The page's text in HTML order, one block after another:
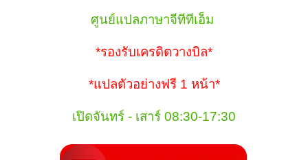
ศูนย์แปลภาษาจีทีทีเอ็ม
*รองรับเครดิตวางบิล*
*แปลตัวอย่างฟรี 1 หน้า*
เปิดจันทร์ - เสาร์ 08:30-17:30